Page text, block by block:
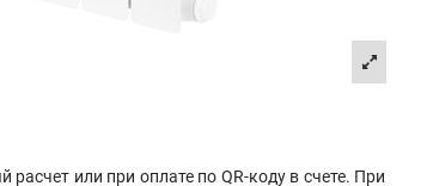
или при оплате по QR-коду в счете. При